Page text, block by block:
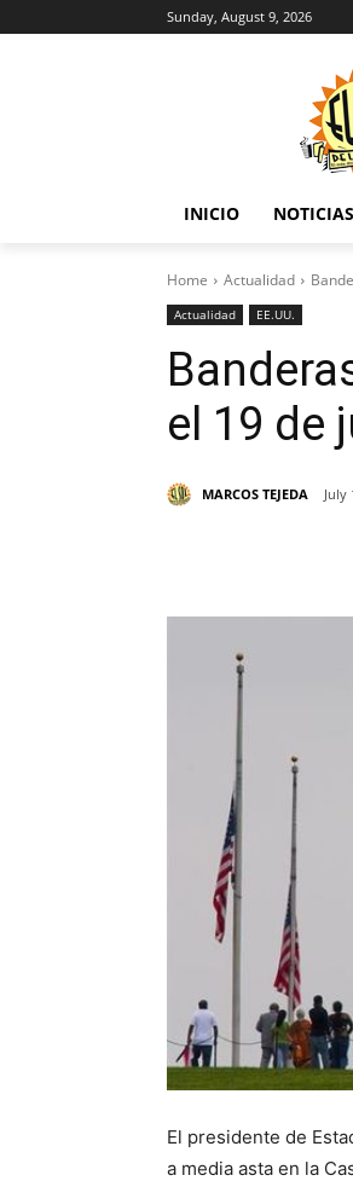
Sunday, August 9, 2026
INICIO NOTICIAS
Home Actualidad
Actualidad EE.UU.
el 19 de
MARCOS TEJEDA July
El presidente de
a media asta en la